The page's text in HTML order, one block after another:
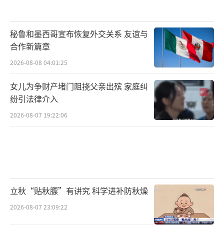
秘鲁和墨西哥宣布恢复外交关系 友谊与
合作新篇章
2026-08-08 04:01:25
女儿为争财产堵门阻挠父亲出殡 家庭纠
纷引法律介入
2026-08-07 19:22:06
立秋“贴秋膘”有讲究 科学进补防秋燥
2026-08-07 23:09:22